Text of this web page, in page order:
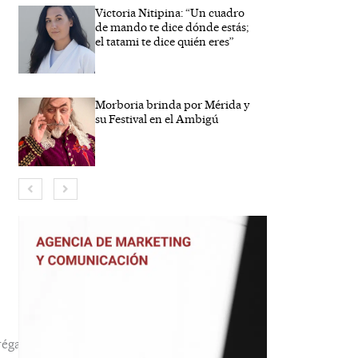
Victoria Nitipina: “Un cuadro
de mando te dice dónde estás;
el tatami te dice quién eres”
Morboria brinda por Mérida y
su Festival en el Ambigú